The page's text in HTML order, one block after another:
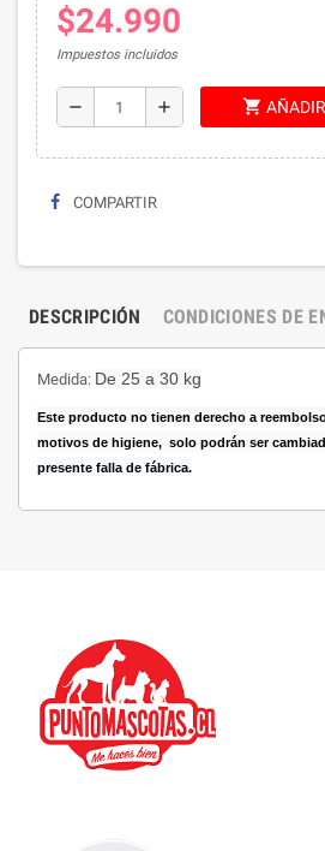
$24.990
Impuestos incluidos
remove add shopping_cart
COMPARTIR
DESCRIPCIÓN CONDICIONES DE
Medida: De 25 a 30 kg
Este producto no tienen derecho a
motivos de higiene, solo podrán ser
presente falla de fábrica.